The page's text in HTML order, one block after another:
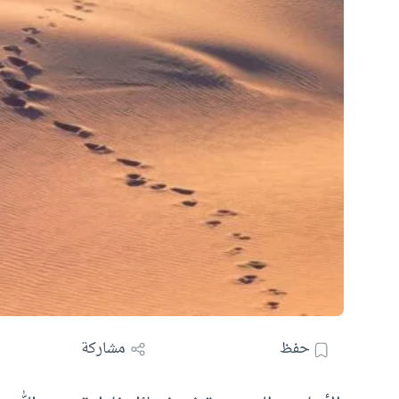
حفظ مشاركة